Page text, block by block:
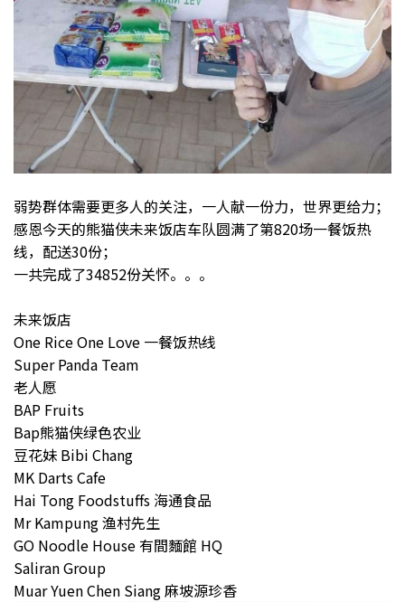
弱势群体需要更多人的关注，一人献一份力，世界更给力；
感恩今天的熊猫侠未来饭店车队圆满了第820场一餐饭热
线，配送30份；
一共完成了34852份关怀。。。
未来饭店
One Rice One Love 一餐饭热线
Super Panda Team
老人愿
BAP Fruits
Bap熊猫侠绿色农业
豆花妹 Bibi Chang
MK Darts Cafe
Hai Tong Foodstuffs 海通食品
Mr Kampung 渔村先生
GO Noodle House 有間麵館 HQ
Saliran Group
Muar Yuen Chen Siang 麻坡源珍香